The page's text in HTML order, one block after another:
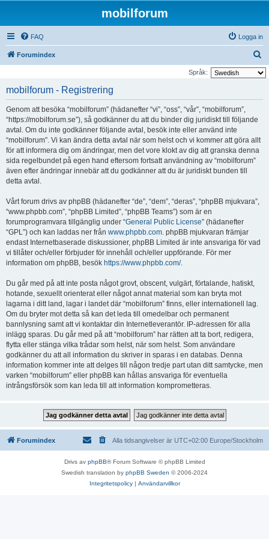
mobilforum
FAQ Logga in
Forumindex
ö
Språk:
mobilforum - Registrering
Genom att besöka “mobilforum” (hädanefter “vi”, “oss”, “vår”, “mobilforum”,
“https://mobilforum.se”), så godkänner du att du binder dig juridiskt till följande
avtal. Om du inte godkänner följande avtal, besök inte eller använd inte
“mobilforum”. Vi kan ändra detta avtal när som helst och vi kommer att göra allt
för att informera dig om ändringar, men det vore klokt av dig att granska denna
sida regelbundet på egen hand eftersom fortsatt användning av “mobilforum”
även efter ändringar innebär att du godkänner att du är juridiskt bunden till
detta avtal.
Vårt forum drivs av phpBB (hädanefter “de”, “dem”, “deras”, “phpBB mjukvara”,
“www.phpbb.com”, “phpBB Limited”, “phpBB Teams”) som är en
forumprogramvara tillgänglig under “General Public License” (hädanefter
“GPL”) och kan laddas ner från www.phpbb.com. phpBB mjukvaran främjar
endast Internetbaserade diskussioner, phpBB Limited är inte ansvariga för vad
vi tillåter och/eller förbjuder för innehåll och/eller uppförande. För mer
information om phpBB, besök https://www.phpbb.com/.
Du går med på att inte posta något grovt, obscent, vulgärt, förtalande, hatiskt,
hotande, sexuellt orienterat eller något annat material som kan bryta mot
lagarna i ditt land, lagar i landet där “mobilforum” finns, eller internationell lag.
Om du bryter mot detta så kan det leda till omedelbar och permanent
bannlysning samt att vi kontaktar din Internetleverantör. IP-adressen för alla
inlägg sparas. Du går med på att “mobilforum” har rätten att ta bort, redigera,
flytta eller stänga vilka trådar som helst, när som helst. Som användare
godkänner du att all information du skriver in sparas i en databas. Denna
information kommer inte att delges till någon tredje part utan ditt samtycke, men
varken “mobilforum” eller phpBB kan hållas ansvariga för eventuella
intrångsförsök som kan leda till att information komprometteras.
Forumindex Alla tidsangivelser är UTC+02:00 Europe/Stockholm
Drivs av phpBB® Forum Software © phpBB Limited
Swedish translation by phpBB Sweden © 2006-2024
Integritetspolicy| Användarvillkor